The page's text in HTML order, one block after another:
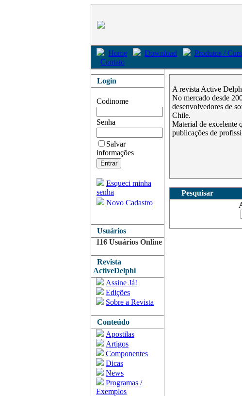
Home Download Produtos /
Contato
Login
Codinome
Senha
Salvar
informações
Esqueci minha
senha
Novo Cadastro
Usuários
116 Usuários Online
Revista
ActiveDelphi
Assine Já!
Edições
Sobre a Revista
Conteúdo
Apostilas
Artigos
Componentes
Dicas
News
Programas /
Exemplos
A revista Active
No mercado desde
desenvolvedores de
Chile.
Material de excelente
publicações de
Pesquisar